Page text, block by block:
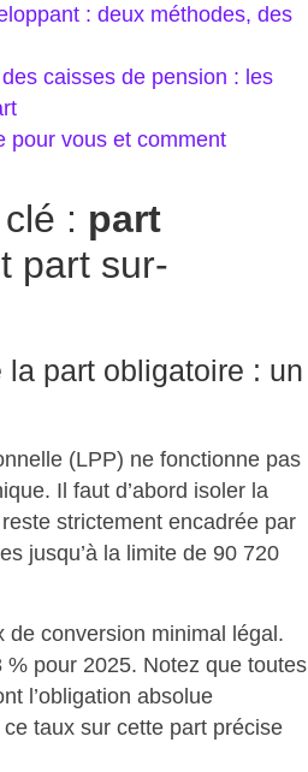
: deux méthodes, des
caisses de pension : les
pour vous et comment
: part
part sur-
part obligatoire : un
(LPP) ne fonctionne pas
Il faut d’abord isoler la
strictement encadrée par
jusqu’à la limite de 90 720
de conversion minimal légal.
pour 2025. Notez que toutes
l’obligation absolue
taux sur cette part précise